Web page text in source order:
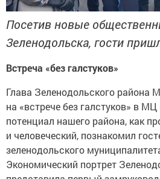
Посетив новые
Зеленодольска, гости
Встреча «без галстуков»
Глава Зеленодольского района
на «встрече без галстуков» в
потенциал нашего района, как
и человеческий, познакомил
зеленодольского
Экономический портрет